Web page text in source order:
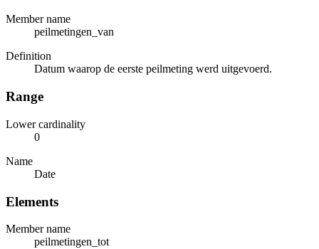
Member name
peilmetingen_van
Definition
Datum waarop de eerste peilmeting werd uitgevoerd.
Range
Lower cardinality
0
Name
Date
Elements
Member name
peilmetingen_tot